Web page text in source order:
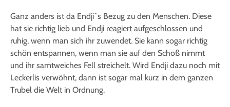
Ganz anders ist da Endji`s Bezug zu den Menschen. Diese
hat sie richtig lieb und Endji reagiert aufgeschlossen und
ruhig, wenn man sich ihr zuwendet. Sie kann sogar richtig
schön entspannen, wenn man sie auf den Schoß nimmt
und ihr samtweiches Fell streichelt. Wird Endji dazu noch mit
Leckerlis verwöhnt, dann ist sogar mal kurz in dem ganzen
Trubel die Welt in Ordnung.